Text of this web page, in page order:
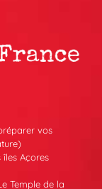
vos
îles Açores
Temple de la